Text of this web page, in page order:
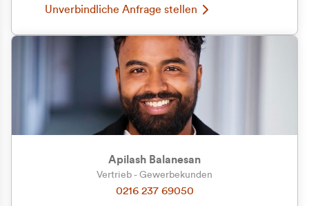
Zu welcher Kundengruppe
Unverbindliche Anfrage stellen
Apilash Balanesan
Vertrieb - Gewerbekunden
0216 237 69050